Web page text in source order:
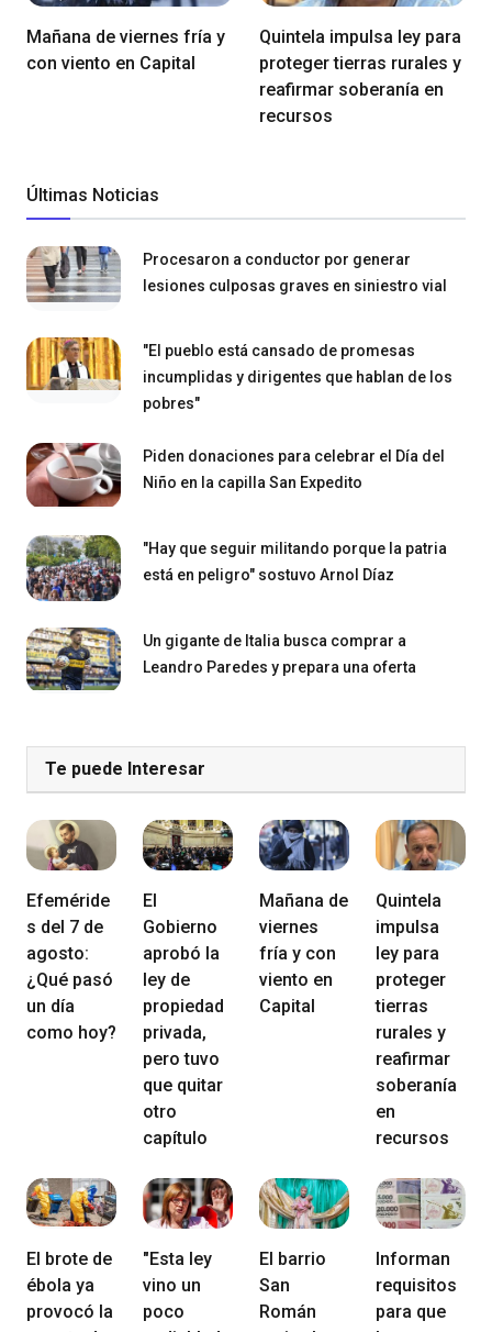
Mañana de viernes fría y
con viento en Capital
Quintela impulsa ley para
proteger tierras rurales y
reafirmar soberanía en
recursos
Últimas Noticias
Procesaron a conductor por generar
lesiones culposas graves en siniestro vial
"El pueblo está cansado de promesas
incumplidas y dirigentes que hablan de los
pobres"
Piden donaciones para celebrar el Día del
Niño en la capilla San Expedito
"Hay que seguir militando porque la patria
está en peligro" sostuvo Arnol Díaz
Un gigante de Italia busca comprar a
Leandro Paredes y prepara una oferta
Te puede Interesar
Efeméride
s del 7 de
agosto:
¿Qué pasó
un día
como hoy?
El
Gobierno
aprobó la
ley de
propiedad
privada,
pero tuvo
que quitar
otro
capítulo
Mañana de
viernes
fría y con
viento en
Capital
Quintela
impulsa
ley para
proteger
tierras
rurales y
reafirmar
soberanía
en
recursos
El brote de
ébola ya
provocó la
"Esta ley
vino un
poco
El barrio
San
Román
Informan
requisitos
para que